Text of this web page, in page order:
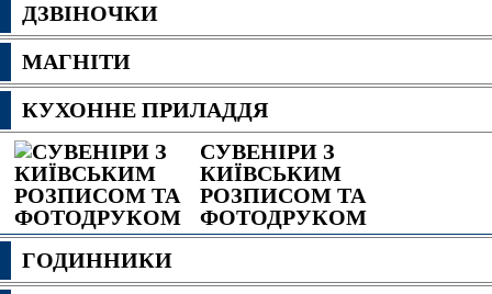
ДЗВІНОЧКИ
МАГНІТИ
КУХОННЕ ПРИЛАДДЯ
СУВЕНІРИ З
КИЇВСЬКИМ
РОЗПИСОМ ТА
ФОТОДРУКОМ
ГОДИННИКИ